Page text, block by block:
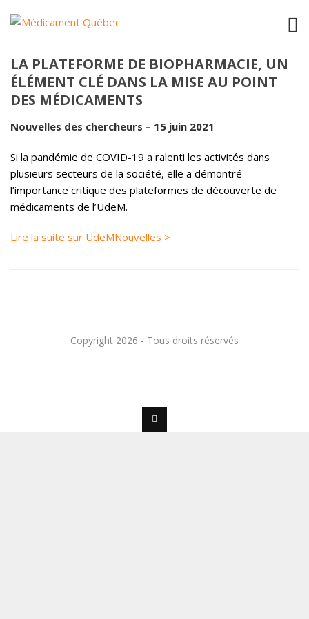
LA PLATEFORME DE BIOPHARMACIE, UN
ÉLÉMENT CLÉ DANS LA MISE AU POINT
DES MÉDICAMENTS
Nouvelles des chercheurs – 15 juin 2021
Si la pandémie de COVID-19 a ralenti les activités dans
plusieurs secteurs de la société, elle a démontré
l’importance critique des plateformes de découverte de
médicaments de l’UdeM.
Lire la suite sur UdeMNouvelles >
Copyright 2026 - Tous droits réservés